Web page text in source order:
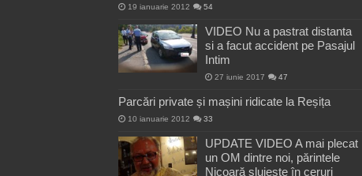
19 ianuarie 2012 54
VIDEO Nu a pastrat distanta
si a facut accident pe Pasajul
Intim
27 iunie 2017 47
Parcări private și mașini ridicate la Reșița
10 ianuarie 2012 33
UPDATE VIDEO A mai plecat
un OM dintre noi, părintele
Nicoară slujește în ceruri